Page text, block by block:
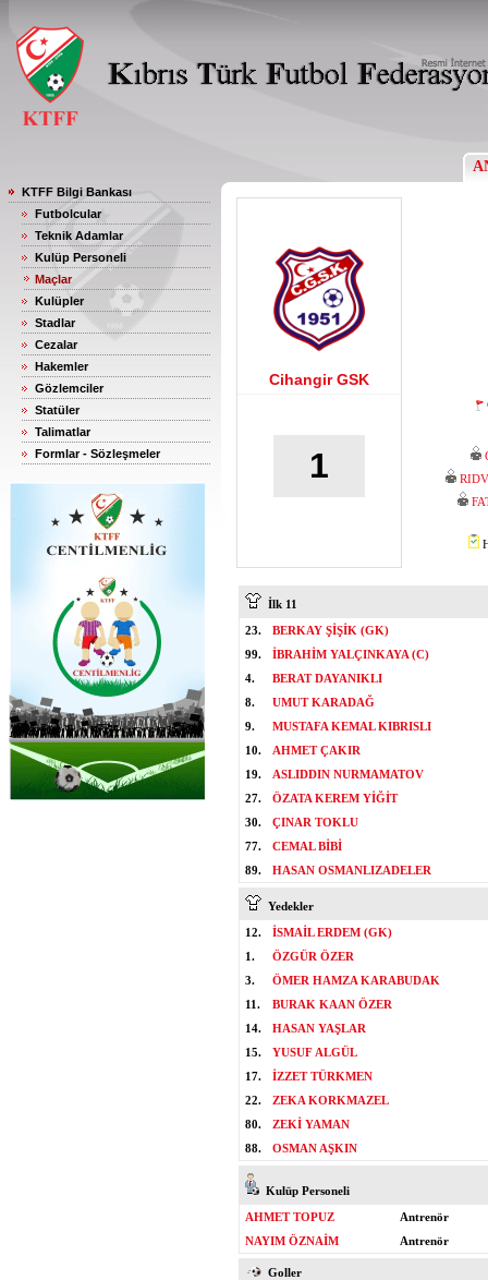
KTFF Bilgi Bankası
Futbolcular
Teknik Adamlar
Kulüp Personeli
Maçlar
Kulüpler
Stadlar
Cezalar
Hakemler
Gözlemciler
Statüler
Talimatlar
Formlar - Sözleşmeler
Cihangir GSK
1
İlk 11
23.
BERKAY ŞİŞİK (GK)
99.
İBRAHİM YALÇINKAYA (C)
4.
BERAT DAYANIKLI
8.
UMUT KARADAĞ
9.
MUSTAFA KEMAL KIBRISLI
10.
AHMET ÇAKIR
19.
ASLIDDIN NURMAMATOV
27.
ÖZATA KEREM YİĞİT
30.
ÇINAR TOKLU
77.
CEMAL BİBİ
89.
HASAN OSMANLIZADELER
Yedekler
12.
İSMAİL ERDEM (GK)
1.
ÖZGÜR ÖZER
3.
ÖMER HAMZA KARABUDAK
11.
BURAK KAAN ÖZER
14.
HASAN YAŞLAR
15.
YUSUF ALGÜL
17.
İZZET TÜRKMEN
22.
ZEKA KORKMAZEL
80.
ZEKİ YAMAN
88.
OSMAN AŞKIN
Kulüp Personeli
AHMET TOPUZ
Antrenör
NAYIM ÖZNAİM
Antrenör
Goller